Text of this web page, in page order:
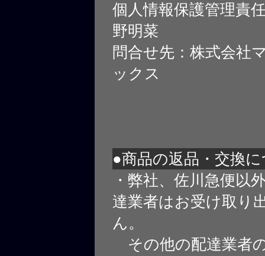
個人情報保護管理責
野明菜
問合せ先：株式会社
ックス
●商品の返品・交換
・弊社、佐川急便以
達業者はお受け取り
ん。
その他の配達業者